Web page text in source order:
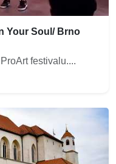
Your Soul/ Brno
festivalu....